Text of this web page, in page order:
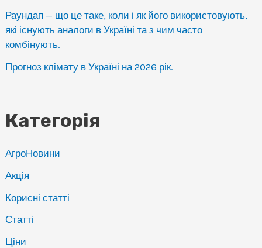
Раундап — що це таке, коли і як його використовують,
які існують аналоги в Україні та з чим часто
комбінують.
Прогноз клімату в Україні на 2026 рік.
Категорія
АгроНовини
Акція
Корисні статті
Статті
Ціни